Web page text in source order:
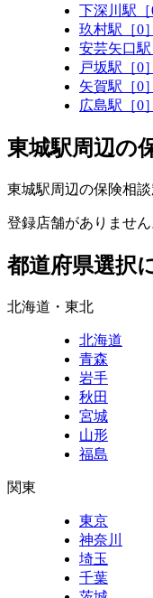
下深川駅［
玖村駅［0］
安芸矢口駅
戸坂駅［0］
矢賀駅［0］
広島駅［0］
東城駅周辺の
東城駅周辺の保険相談
登録店舗がありません
都道府県選択
北海道・東北
北海道
青森
岩手
秋田
宮城
山形
福島
関東
東京
神奈川
埼玉
千葉